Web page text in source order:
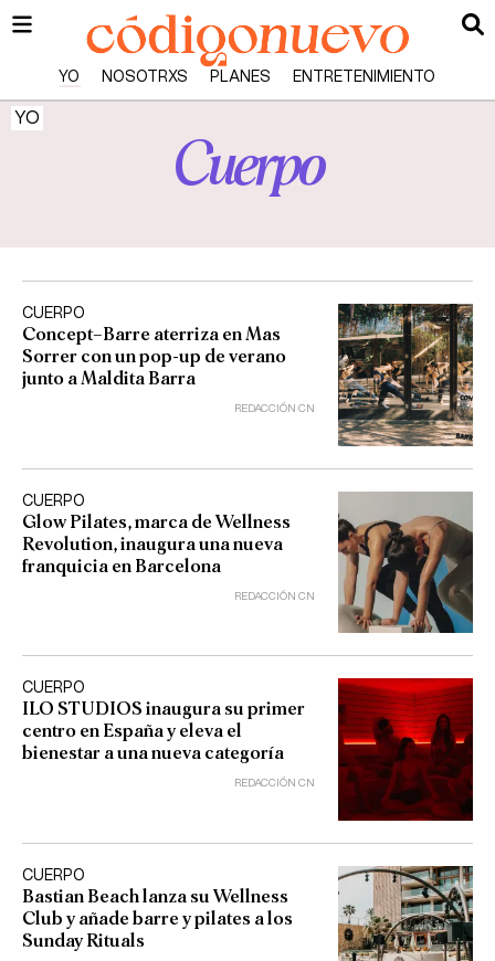
YO NOSOTRXS PLANES ENTRETENIMIENTO
YO
Cuerpo
CUERPO
Concept–Barre aterriza en Mas
Sorrer con un pop-up de verano
junto a Maldita Barra
REDACCIÓN CN
CUERPO
Glow Pilates, marca de Wellness
Revolution, inaugura una nueva
franquicia en Barcelona
REDACCIÓN CN
CUERPO
ILO STUDIOS inaugura su primer
centro en España y eleva el
bienestar a una nueva categoría
REDACCIÓN CN
CUERPO
Bastian Beach lanza su Wellness
Club y añade barre y pilates a los
Sunday Rituals